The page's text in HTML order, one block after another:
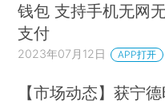
钱包 支持手机无网
支付
2023年07月12日 APP打开
【市场动态】获宁